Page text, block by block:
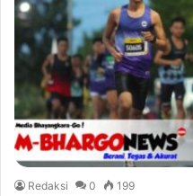
Redaksi 0 199